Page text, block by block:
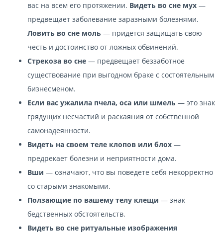
вас на всем его протяжении. Видеть во сне мух —
предвещает заболевание заразными болезнями.
Ловить во сне моль — придется защищать свою
честь и достоинство от ложных обвинений.
Стрекоза во сне — предвещает беззаботное
существование при выгодном браке с состоятельным
бизнесменом.
Если вас ужалила пчела, оса или шмель — это знак
грядущих несчастий и раскаяния от собственной
самонадеянности.
Видеть на своем теле клопов или блох —
предрекает болезни и неприятности дома.
Вши — означают, что вы поведете себя некорректно
со старыми знакомыми.
Ползающие по вашему телу клещи — знак
бедственных обстоятельств.
Видеть во сне ритуальные изображения